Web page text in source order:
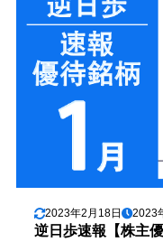
2023年2月18日 2023
逆日歩速報【株主